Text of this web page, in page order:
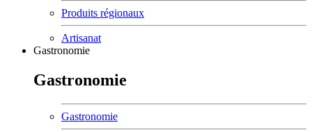
Produits régionaux
Artisanat
Gastronomie
Gastronomie
Gastronomie